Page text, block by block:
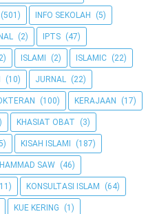
(501) INFO SEKOLAH (5)
(2) IPTS (47)
ISLAMI (2) ISLAMIC (22)
(10) JURNAL (22)
(100) KERAJAAN (17)
KHASIAT OBAT (3)
KISAH ISLAMI (187)
SAW (46)
KONSULTASI ISLAM (64)
KUE KERING (1)